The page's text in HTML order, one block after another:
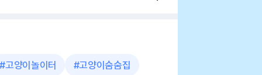
#고양이놀이터 #고양이숨숨집